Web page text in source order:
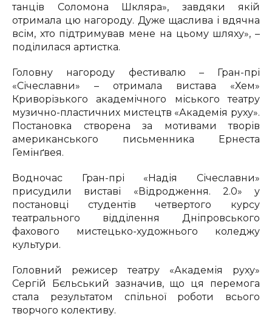
танців Соломона Шкляра», завдяки якій
отримала цю нагороду. Дуже щаслива і вдячна
всім, хто підтримував мене на цьому шляху», –
поділилася артистка.
Головну нагороду фестивалю – Гран-прі
«Січеславни» – отримала вистава «Хем»
Криворізького академічного міського театру
музично-пластичних мистецтв «Академія руху».
Постановка створена за мотивами творів
американського письменника Ернеста
Гемінґвея.
Водночас Гран-прі «Надія Січеславни»
присудили виставі «Відродження. 2.0» у
постановці студентів четвертого курсу
театрального відділення Дніпровського
фахового мистецько-художнього коледжу
культури.
Головний режисер театру «Академія руху»
Сергій Бєльський зазначив, що ця перемога
стала результатом спільної роботи всього
творчого колективу.